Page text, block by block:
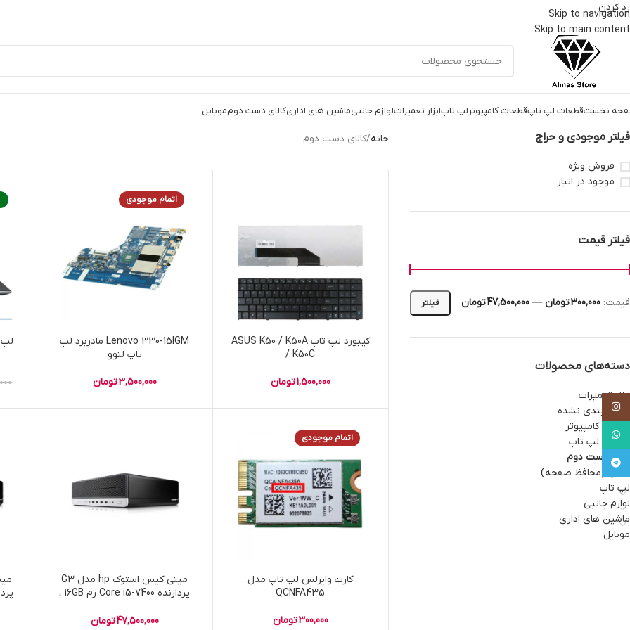
رد کردن
Skip to navigation
Skip to main content
نخستقطعات لپ تاپقطعات کامپیوترلپ تاپابزار تعمیراتلوازم جانبیماشین های اداریکالای دست دومموبایل
فیلتر موجودی و حراج
فروش ویژه
موجود در انبار
فیلتر قیمت
فیلتر قیمت: 300,000 تومان — 47,500,000 تومان
دسته‌های محصولات
ابزار تعمیرات
دسته بندی نشده
قطعات کامپیوتر
قطعات لپ تاپ
کالای دست دوم
گلس (محافظ صفحه)
لپ تاپ
لوازم جانبی
ماشین های اداری
موبایل
خانه کالای دست دوم
کیبورد لپ تاپ ASUS K50 / K50A
/ K50C
1,500,000تومان
اتمام موجودی
Lenovo 330-15IGM مادربرد لپ
تاپ لنوو
3,500,000تومان
اتمام موجودی
کارت وایرلس لپ تاپ مدل
QCNFA435
300,000تومان
مینی کیس استوک hp مدل G3
پردازنده Core i5-7400 رم 16GB ،
47,500,000تومان
Instagram
WhatsApp
Telegram